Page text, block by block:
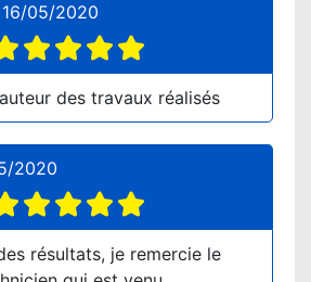
16/05/2020
des travaux réalisés
2020
résultats, je remercie le